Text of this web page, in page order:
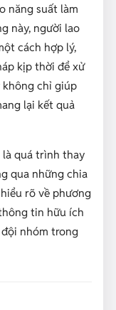
năng suất làm
này, người lao
cách hợp lý,
kịp thời để xử
không chỉ giúp
lại kết quả
quá trình thay
qua những chia
rõ về phương
tin hữu ích
đội nhóm trong